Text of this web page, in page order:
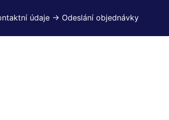
údaje -> Odeslání objednávky